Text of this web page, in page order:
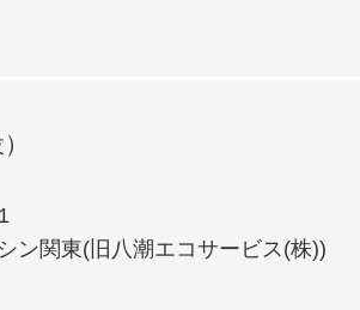
ン関東(旧八潮エコサービス(株))